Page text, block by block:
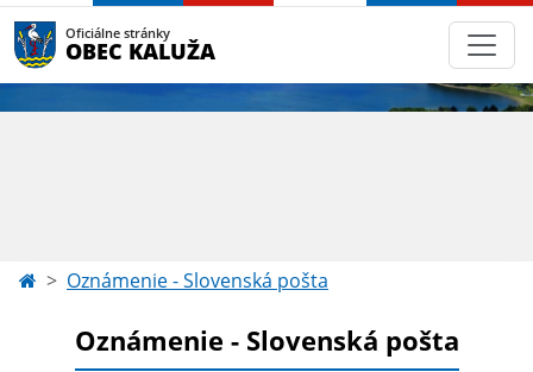
Oficiálne stránky
OBEC KALUŽA
Oznámenie - Slovenská pošta
Oznámenie - Slovenská pošta